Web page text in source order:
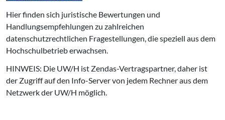
Hier finden sich juristische Bewertungen und
Handlungsempfehlungen zu zahlreichen
datenschutzrechtlichen Fragestellungen, die speziell aus dem
Hochschulbetrieb erwachsen.
HINWEIS: Die UW/H ist Zendas-Vertragspartner, daher ist
der Zugriff auf den Info-Server von jedem Rechner aus dem
Netzwerk der UW/H möglich.